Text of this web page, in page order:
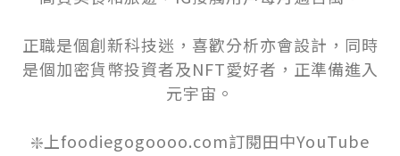
正職是個創新科技迷，喜歡分析亦會設計，同時
是個加密貨幣投資者及NFT愛好者，正準備進入
元宇宙。
❇️上foodiegogoooo.com訂閱田中YouTube